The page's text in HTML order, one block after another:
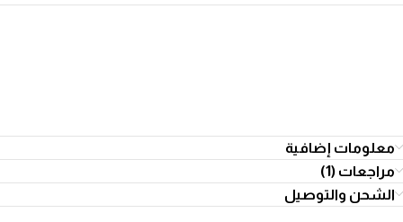
معلومات إضافية
مراجعات (1)
الشحن والتوصيل